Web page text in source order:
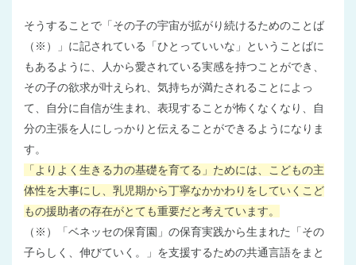
神奈川県 神奈川県 全域
そうすることで「その子の宇宙が拡がり続けるためのことば
（※）」に記されている「ひとっていいな」ということばに
もあるように、人から愛されている実感を持つことができ、
その子の欲求が叶えられ、気持ちが満たされることによっ
て、自分に自信が生まれ、表現することが怖くなくなり、自
分の主張を人にしっかりと伝えることができるようになりま
す。
「よりよく生きる力の基礎を育てる」ためには、こどもの主
体性を大事にし、乳児期から丁寧なかかわりをしていくこど
もの援助者の存在がとても重要だと考えています。
（※）「ベネッセの保育園」の保育実践から生まれた「その
子らしく、伸びていく。」を支援するための共通言語をまと